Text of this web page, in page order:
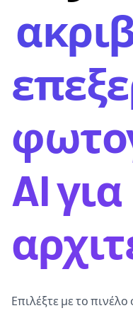
AI για
Επιλέξτε με το